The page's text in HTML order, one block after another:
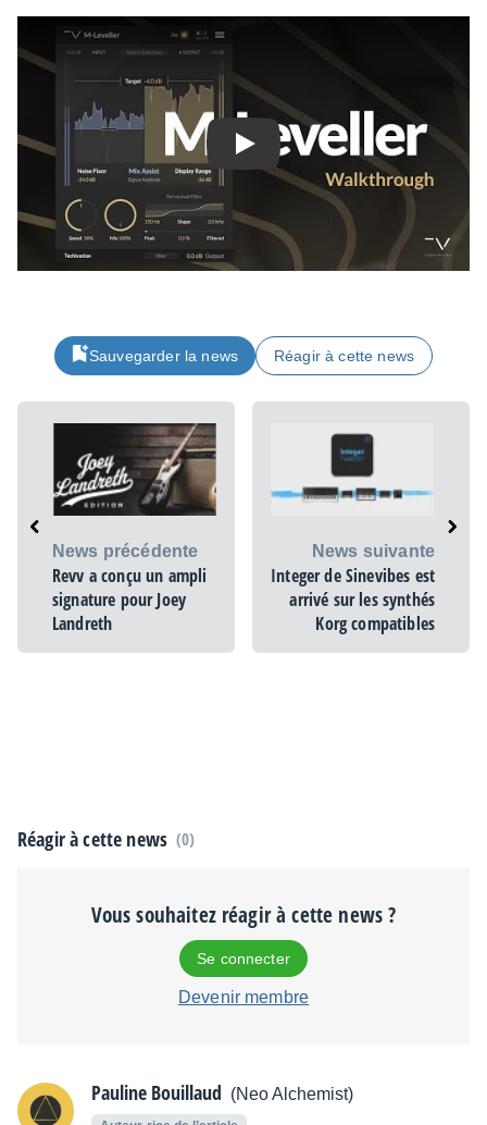
Play
Sauvegarder la news Réagir à cette news
News précédente
Revv a conçu un ampli
signature pour Joey
Landreth
News suivante
Integer de Sinevibes est
arrivé sur les synthés
Korg compatibles
Réagir à cette news (0)
Vous souhaitez réagir à cette news ?
Se connecter
Devenir membre
Pauline Bouillaud (Neo Alchemist)